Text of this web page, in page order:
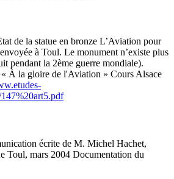
de la statue en bronze L’Aviation pour
à Toul. Le monument n’existe plus
pendant la 2ème guerre mondiale).
À la gloire de l'Aviation » Cours Alsace
écrite de M. Michel Hachet,
Toul, mars 2004 Documentation du